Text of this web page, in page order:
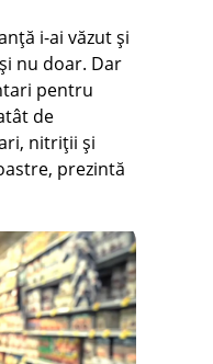
i-ai văzut și
nu doar. Dar
pentru
de
nitriții și
prezintă